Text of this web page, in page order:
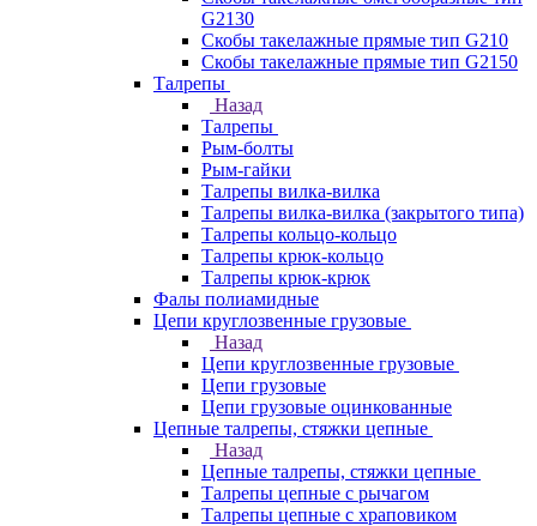
G2130
Скобы такелажные прямые тип G210
Скобы такелажные прямые тип G2150
Талрепы
Назад
Талрепы
Рым-болты
Рым-гайки
Талрепы вилка-вилка
Талрепы вилка-вилка (закрытого типа)
Талрепы кольцо-кольцо
Талрепы крюк-кольцо
Талрепы крюк-крюк
Фалы полиамидные
Цепи круглозвенные грузовые
Назад
Цепи круглозвенные грузовые
Цепи грузовые
Цепи грузовые оцинкованные
Цепные талрепы, стяжки цепные
Назад
Цепные талрепы, стяжки цепные
Талрепы цепные с рычагом
Талрепы цепные с храповиком